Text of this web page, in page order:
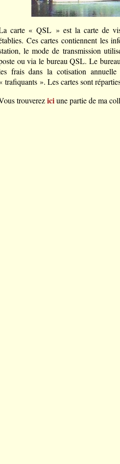
carte « QSL » est la carte de
Ces cartes contiennent les
le mode de transmission
ou via le bureau QSL. Le
frais dans la cotisation
trafiquants ». Les cartes sont
trouvereziciune partie de ma